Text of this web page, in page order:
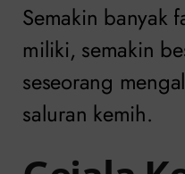
Semakin banyak
miliki, semakin
seseorang
saluran kemih.